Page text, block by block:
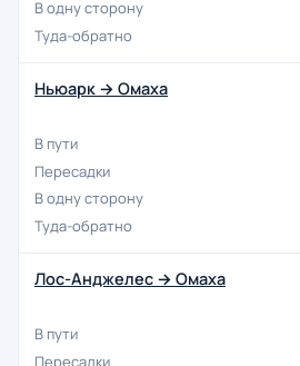
Ньюарк → Омаха
Лос-Анджелес → Омаха